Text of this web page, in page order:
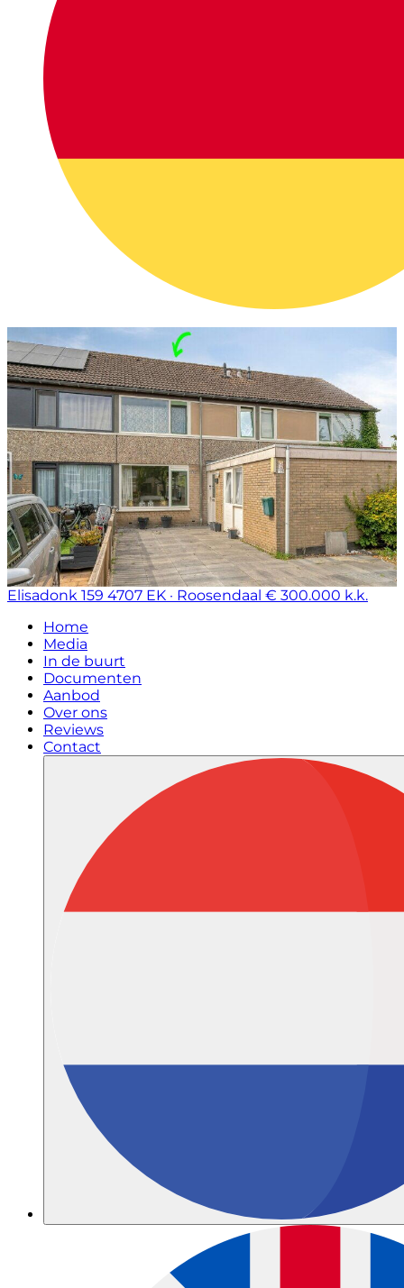
Elisadonk 159 4707 EK · Roosendaal € 300.000 k.k.
Home
Media
In de buurt
Documenten
Aanbod
Over ons
Reviews
Contact